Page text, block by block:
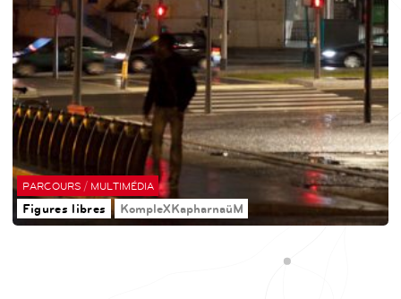
PARCOURS /MULTIMÉDIA
Figures libres KompleXKapharnaüM